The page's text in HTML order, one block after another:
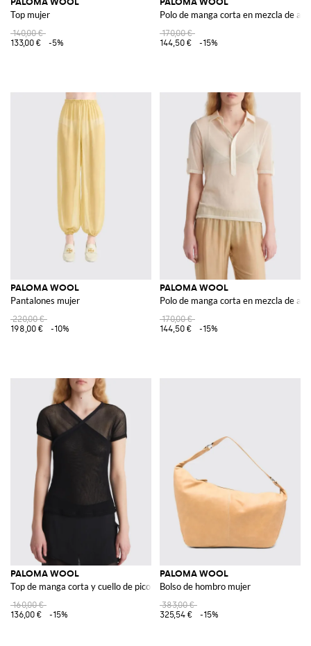
Top mujer
140,00 €
133,00 €
-5%
Polo de manga corta en mezcla de
170,00 €
144,50 €
-15%
PALOMA WOOL
Pantalones mujer
220,00 €
198,00 €
-10%
PALOMA WOOL
Polo de manga corta en mezcla de
170,00 €
144,50 €
-15%
PALOMA WOOL
Top de manga corta y cuello de pico en mezcla de algodón
160,00 €
136,00 €
-15%
PALOMA WOOL
Bolso de hombro mujer
383,00 €
325,54 €
-15%